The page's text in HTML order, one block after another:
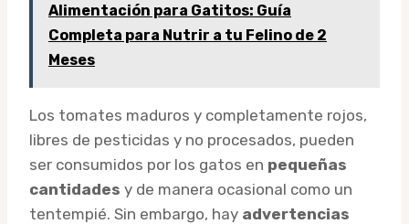
Alimentación para Gatitos: Guía
Completa para Nutrir a tu Felino de 2
Meses
Los tomates maduros y completamente rojos,
libres de pesticidas y no procesados, pueden
ser consumidos por los gatos en pequeñas
cantidades y de manera ocasional como un
tentempié. Sin embargo, hay advertencias